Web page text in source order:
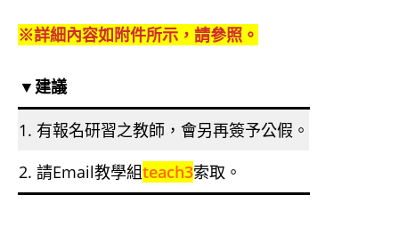
※詳細內容如附件所示，請參照。
▼建議
1. 有報名研習之教師，會另再簽予公假。
2. 請Email教學組teach3索取。